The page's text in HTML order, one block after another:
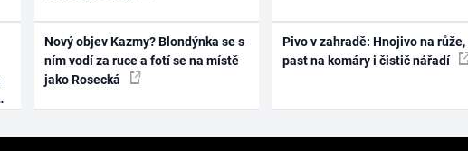
Nový objev Kazmy? Blondýnka se s
ním vodí za ruce a fotí se na místě
jako Rosecká
Pivo v zahradě: Hnojivo na růže,
past na komáry i čistič nářadí